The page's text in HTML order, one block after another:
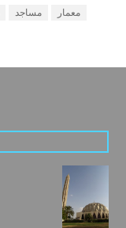
مساجد
معمار